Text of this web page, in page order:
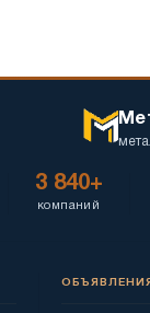
3 840+
компаний
ОБЪЯВЛЕНИЯ